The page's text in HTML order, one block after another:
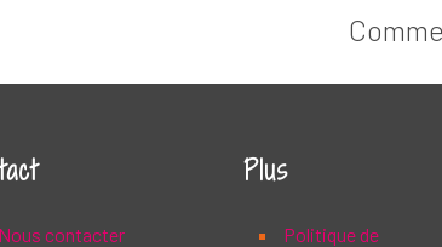
Nous contacter
Plus
Politique de